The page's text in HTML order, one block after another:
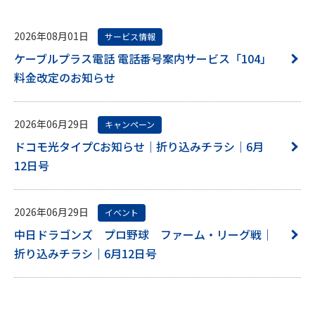
2026年08月01日 サービス情報
ケーブルプラス電話 電話番号案内サービス「104」
料金改定のお知らせ
2026年06月29日 キャンペーン
ドコモ光タイプCお知らせ｜折り込みチラシ｜6月
12日号
2026年06月29日 イベント
中日ドラゴンズ プロ野球 ファーム・リーグ戦｜
折り込みチラシ｜6月12日号